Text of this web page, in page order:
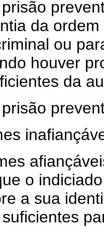
da
ou
houver
da
o
a sua